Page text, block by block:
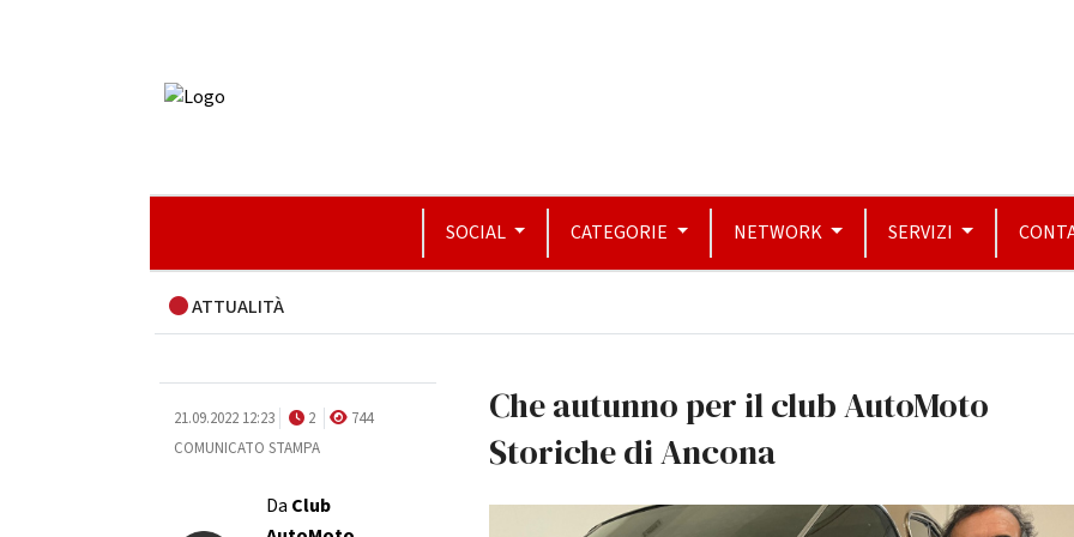
SOCIAL CATEGORIE NETWORK SERVIZI
ATTUALITÀ
21.09.2022 12:23 2
744
COMUNICATO STAMPA
Da Club
Che autunno per il club AutoMoto
Storiche di Ancona